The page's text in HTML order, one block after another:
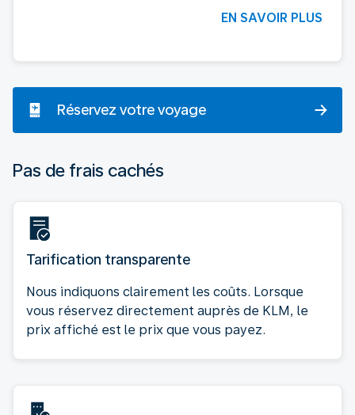
EN SAVOIR PLUS
Réservez votre voyage
Pas de frais cachés
Tarification transparente
Nous indiquons clairement les coûts. Lorsque
vous réservez directement auprès de KLM, le
prix affiché est le prix que vous payez.